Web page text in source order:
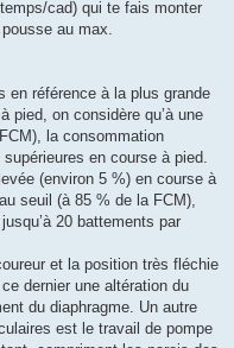
cad) qui te fais monter
au max.
en référence à la plus grande
pied, on considère qu’à une
la consommation
en course à pied.
(environ 5 %) en course à
seuil (à 85 % de la FCM),
20 battements par
et la position très fléchie
dernier une altération du
du diaphragme. Un autre
est le travail de pompe